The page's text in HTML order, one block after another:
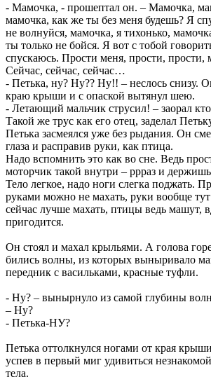
- Мамочка, - прошептал он. – Мамочка,
мамочка, как же ты без меня будешь? Я
не волнуйся, мамочка, я тихонько,
ты только не бойся. Я вот с тобой
спускаюсь. Прости меня, прости, прости,
Сейчас, сейчас, сейчас…
- Петька, ну? Ну?? Ну!! – неслось снизу.
краю крыши и с опаской вытянул шею.
- Летающий мальчик струсил! – заорал
Такой же трус как его отец, заделал
Петька засмеялся уже без рыдания. Он
глаза и расправив руки, как птица.
Надо вспомнить это как во сне. Ведь
моторчик такой внутри – ррраз и
Тело легкое, надо ноги слегка поджать.
руками можно не махать, руки вообще
сейчас лучше махать, птицы ведь машут,
пригодится.
Он стоял и махал крыльями. А голова
бились волны, из которых выныривало
передник с васильками, красные туфли.
- Ну? – вынырнуло из самой глубины
– Ну?
- Петька-НУ?
Петька оттолкнулся ногами от края
успев в первый миг удивиться
тела.